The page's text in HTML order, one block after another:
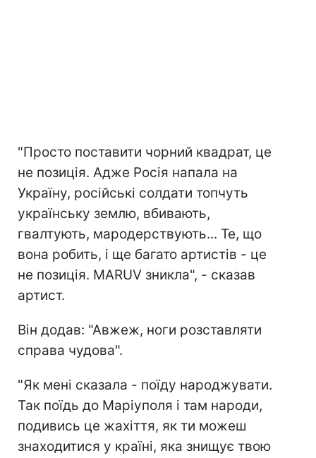
"Просто поставити чорний квадрат, це
не позиція. Адже Росія напала на
Україну, російські солдати топчуть
українську землю, вбивають,
гвалтують, мародерствують... Те, що
вона робить, і ще багато артистів - це
не позиція. MARUV зникла", - сказав
артист.
Він додав: "Авжеж, ноги розставляти
справа чудова".
"Як мені сказала - поїду народжувати.
Так поїдь до Маріуполя і там народи,
подивись це жахіття, як ти можеш
знаходитися у країні, яка знищує твою